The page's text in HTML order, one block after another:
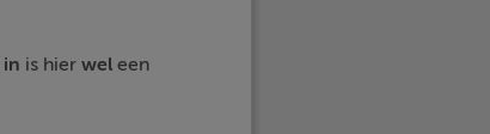
in is hier wel een